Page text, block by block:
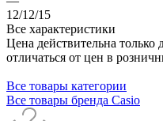
12/12/15
Все характеристики
Цена действительна только
отличаться от цен в
Все товары категории
Все товары бренда Casio